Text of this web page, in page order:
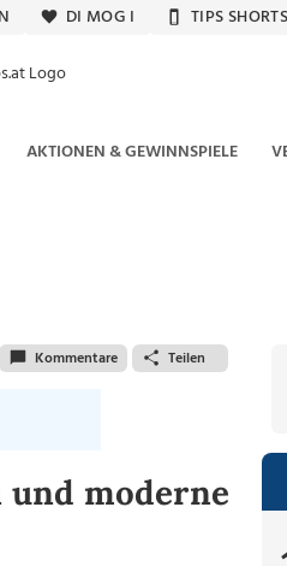
DI MOG I TIPS SHORTS
AKTIONEN & GEWINNSPIELE
Kommentare Teilen
moderne